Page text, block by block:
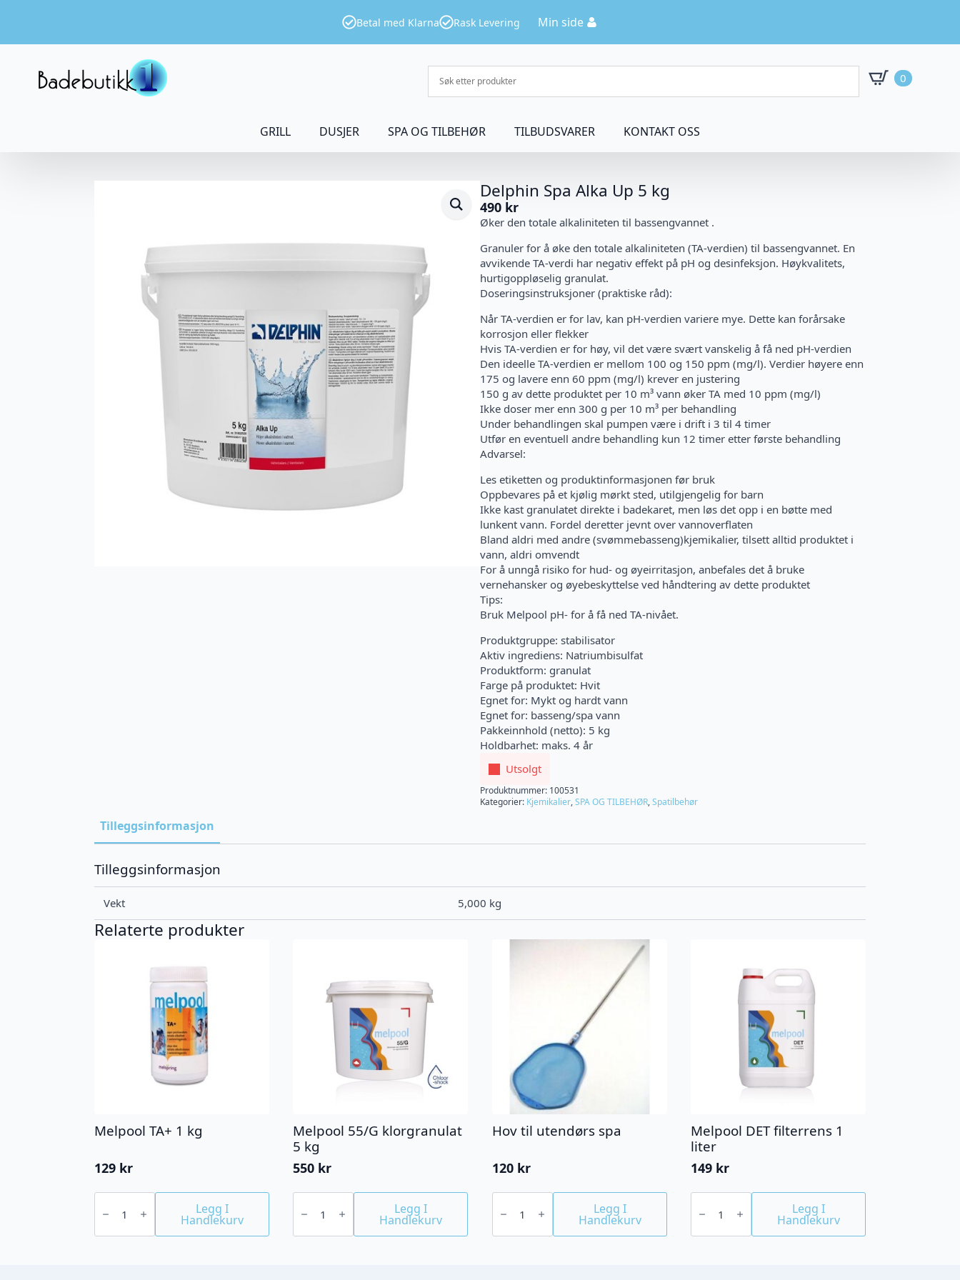
Betal med Klarna Rask Levering Min side
0
GRILL DUSJER SPA OG TILBEHØR TILBUDSVARER KONTAKT OSS
Delphin Spa Alka Up 5 kg
490 kr
Øker den totale alkaliniteten til bassengvannet .
Granuler for å øke den totale alkaliniteten (TA-verdien) til bassengvannet. En
avvikende TA-verdi har negativ effekt på pH og desinfeksjon. Høykvalitets,
hurtigoppløselig granulat.
Doseringsinstruksjoner (praktiske råd):
Når TA-verdien er for lav, kan pH-verdien variere mye. Dette kan forårsake
korrosjon eller flekker
Hvis TA-verdien er for høy, vil det være svært vanskelig å få ned pH-verdien
Den ideelle TA-verdien er mellom 100 og 150 ppm (mg/l). Verdier høyere enn
175 og lavere enn 60 ppm (mg/l) krever en justering
150 g av dette produktet per 10 m³ vann øker TA med 10 ppm (mg/l)
Ikke doser mer enn 300 g per 10 m³ per behandling
Under behandlingen skal pumpen være i drift i 3 til 4 timer
Utfør en eventuell andre behandling kun 12 timer etter første behandling
Advarsel:
Les etiketten og produktinformasjonen før bruk
Oppbevares på et kjølig mørkt sted, utilgjengelig for barn
Ikke kast granulatet direkte i badekaret, men løs det opp i en bøtte med
lunkent vann. Fordel deretter jevnt over vannoverflaten
Bland aldri med andre (svømmebasseng)kjemikalier, tilsett alltid produktet i
vann, aldri omvendt
For å unngå risiko for hud- og øyeirritasjon, anbefales det å bruke
vernehansker og øyebeskyttelse ved håndtering av dette produktet
Tips:
Bruk Melpool pH- for å få ned TA-nivået.
Produktgruppe: stabilisator
Aktiv ingrediens: Natriumbisulfat
Produktform: granulat
Farge på produktet: Hvit
Egnet for: Mykt og hardt vann
Egnet for: basseng/spa vann
Pakkeinnhold (netto): 5 kg
Holdbarhet: maks. 4 år
Utsolgt
Produktnummer: 100531
Kategorier: Kjemikalier,SPA OG TILBEHØR,Spatilbehør
Tilleggsinformasjon
Tilleggsinformasjon
Vekt 5,000 kg
Relaterte produkter
Melpool TA+ 1 kg
129 kr
Melpool
antall
Legg I
Handlekurv
Melpool 55/G klorgranulat
5 kg
550 kr
Melpool
klorgranulat
kg
Legg I
Handlekurv
Hov til utendørs spa
120 kr
Hov
utendørs
antall
Legg I
Handlekurv
Melpool DET filterrens 1
liter
149 kr
Melpool
filterrens
liter
Legg I
Handlekurv